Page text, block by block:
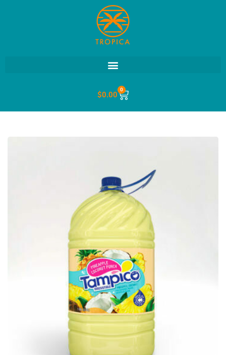
$0.00
0